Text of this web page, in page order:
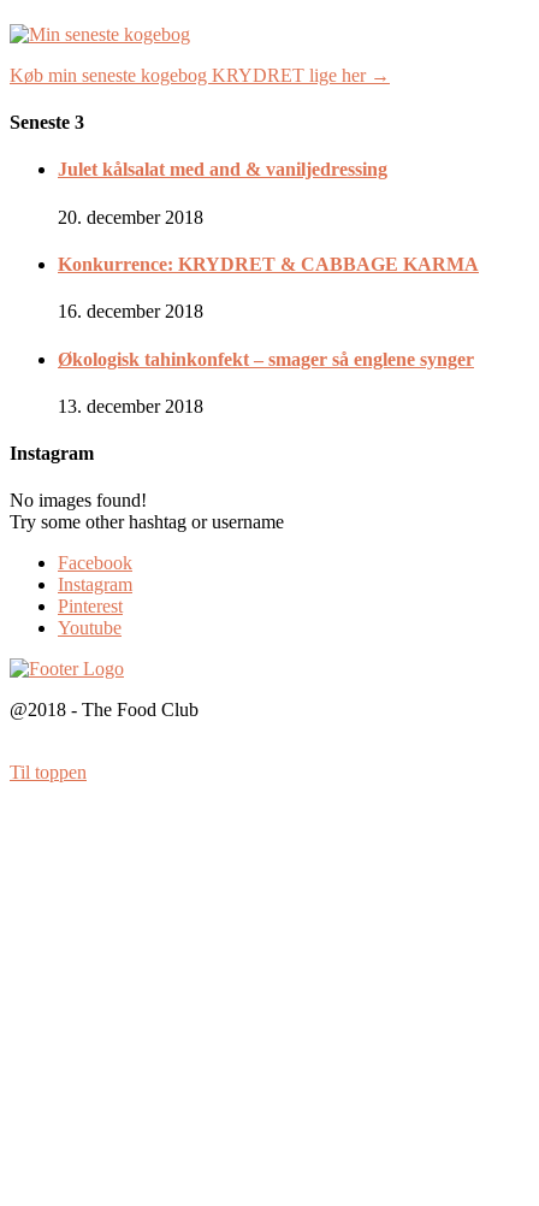
Køb min seneste kogebog KRYDRET lige her →
Seneste 3
Julet kålsalat med and & vaniljedressing
20. december 2018
Konkurrence: KRYDRET & CABBAGE KARMA
16. december 2018
Økologisk tahinkonfekt – smager så englene synger
13. december 2018
Instagram
No images found!
Try some other hashtag or username
Facebook
Instagram
Pinterest
Youtube
@2018 - The Food Club
Til toppen